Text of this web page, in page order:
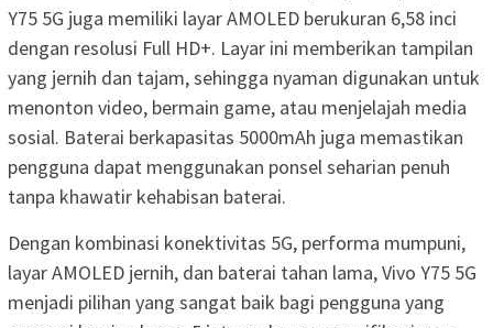
Y75 5G juga memiliki layar AMOLED berukuran 6,58 inci
dengan resolusi Full HD+. Layar ini memberikan tampilan
yang jernih dan tajam, sehingga nyaman digunakan untuk
menonton video, bermain game, atau menjelajah media
sosial. Baterai berkapasitas 5000mAh juga memastikan
pengguna dapat menggunakan ponsel seharian penuh
tanpa khawatir kehabisan baterai.
Dengan kombinasi konektivitas 5G, performa mumpuni,
layar AMOLED jernih, dan baterai tahan lama, Vivo Y75 5G
menjadi pilihan yang sangat baik bagi pengguna yang